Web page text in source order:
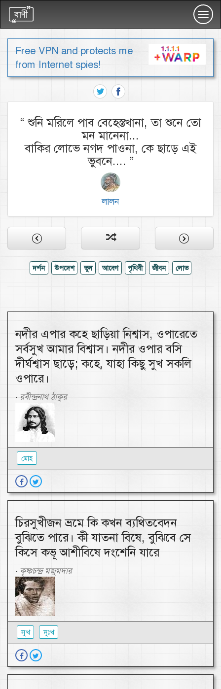
Free VPN and protects me
from Internet spies!
“ শুনি মরিলে পাব বেহেস্তখানা, তা শুনে তো
মন মানেনা...
বাকির লোভে নগদ পাওনা, কে ছাড়ে এই
ভুবনে.... ”
লালন
দর্শন উপদেশ ভুল আবেগ পৃথিবী জীবন লোভ
নদীর এপার কহে ছাড়িয়া নিশ্বাস, ওপারেতে
সর্বসুখ আমার বিশ্বাস। নদীর ওপার বসি
দীর্ঘশ্বাস ছাড়ে; কহে, যাহা কিছু সুখ সকলি
ওপারে।
- রবীন্দ্রনাথ ঠাকুর
মোহ
চিরসুখীজন ভ্রমে কি কখন ব্যথিতবেদন
বুঝিতে পারে। কী যাতনা বিষে, বুঝিবে সে
কিসে কভূ আশীবিষে দংশেনি যারে
- কৃষ্ণচন্দ্র মজুমদার
সুখ দুঃখ